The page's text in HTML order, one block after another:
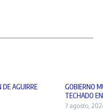
DE AGUIRRE
GOBIERNO
TECHADO
7 agosto,